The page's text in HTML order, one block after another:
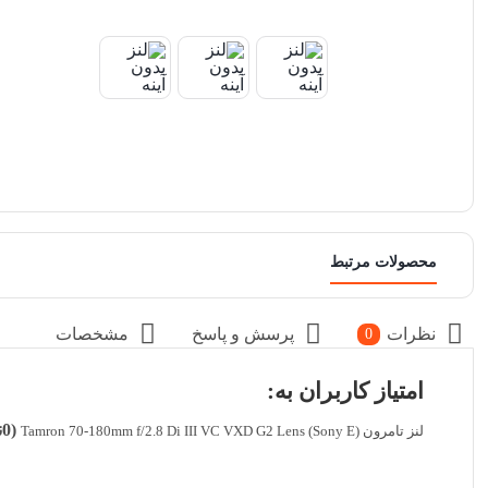
محصولات مرتبط
نظرات 0 پرسش و پاسخ مشخصات
امتیاز کاربران به:
لنز تامرون Tamron 70-180mm f/2.8 Di III VC VXD G2 Lens (Sony E) (0نفر)